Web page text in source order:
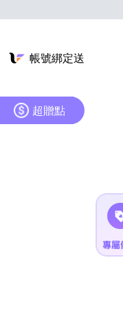
帳號綁定送
超贈點